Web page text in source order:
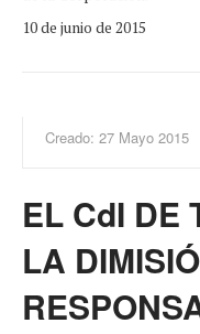
10 de junio de 2015
Creado: 27 Mayo 2015
EL CdI DE
LA